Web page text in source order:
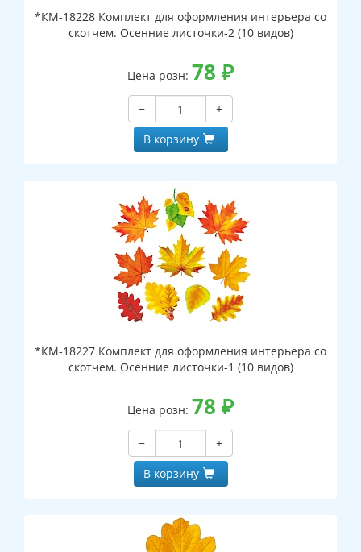
*КМ-18228 Комплект для оформления интерьера со
скотчем. Осенние листочки-2 (10 видов)
Цена розн: 78 ₽
−
+
В корзину
*КМ-18227 Комплект для оформления интерьера со
скотчем. Осенние листочки-1 (10 видов)
Цена розн: 78 ₽
−
+
В корзину